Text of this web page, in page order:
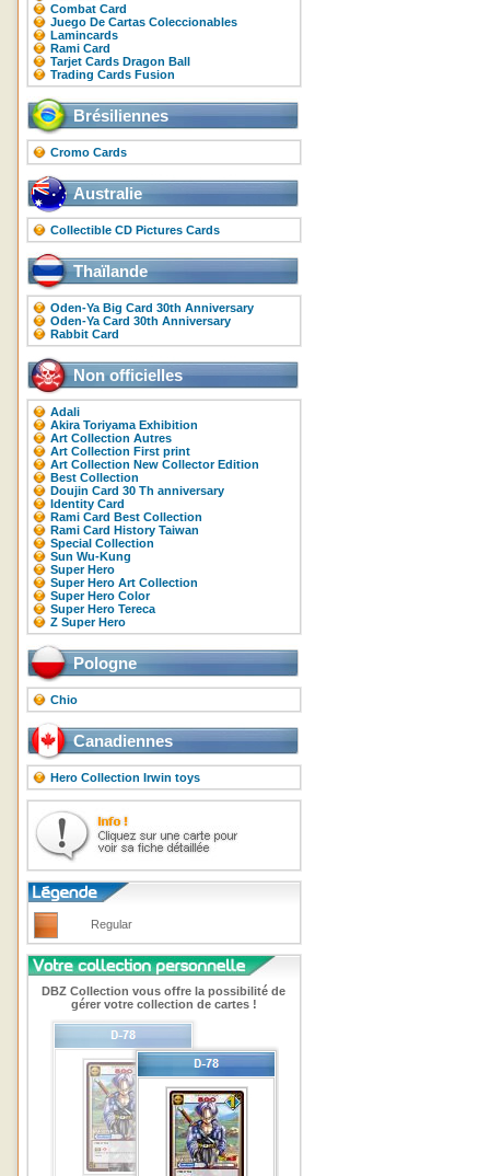
Combat Card
Juego De Cartas Coleccionables
Lamincards
Rami Card
Tarjet Cards Dragon Ball
Trading Cards Fusion
Brésiliennes
Cromo Cards
Australie
Collectible CD Pictures Cards
Thaïlande
Oden-Ya Big Card 30th Anniversary
Oden-Ya Card 30th Anniversary
Rabbit Card
Non officielles
Adali
Akira Toriyama Exhibition
Art Collection Autres
Art Collection First print
Art Collection New Collector Edition
Best Collection
Doujin Card 30 Th anniversary
Identity Card
Rami Card Best Collection
Rami Card History Taiwan
Special Collection
Sun Wu-Kung
Super Hero
Super Hero Art Collection
Super Hero Color
Super Hero Tereca
Z Super Hero
Pologne
Chio
Canadiennes
Hero Collection Irwin toys
Regular
DBZ Collection vous offre la possibilité de
gérer votre collection de cartes !